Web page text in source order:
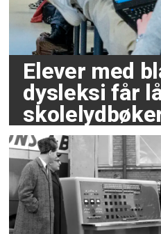
Elever med
dysleksi får